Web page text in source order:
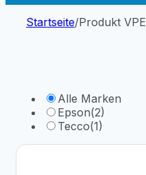
Startseite/Produkt VPE
Alle Marken
Epson(2)
Tecco(1)